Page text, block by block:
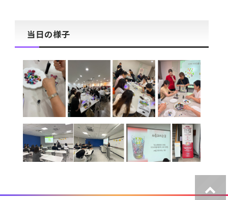
当日の様子